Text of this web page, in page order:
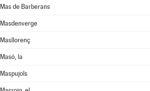
Mas de Barberans
Masdenverge
Masllorenç
Masó, la
Maspujols